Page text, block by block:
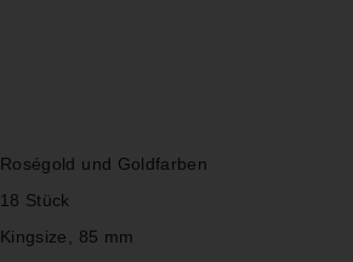
Roségold und Goldfarben
18 Stück
Kingsize, 85 mm